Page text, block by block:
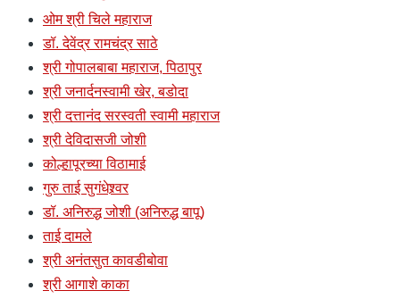
ओम श्री चिले महाराज
डॉ. देवेंद्र रामचंद्र साठे
श्री गोपालबाबा महाराज, पिठापुर
श्री जनार्दनस्वामी खेर, बडोदा
श्री दत्तानंद सरस्वती स्वामी महाराज
श्री देविदासजी जोशी
कोल्हापूरच्या विठामाई
गुरु ताई सुगंधेश्र्वर
डॉ. अनिरुद्ध जोशी (अनिरुद्ध बापू)
ताई दामले
श्री अनंतसुत कावडीबोवा
श्री आगाशे काका